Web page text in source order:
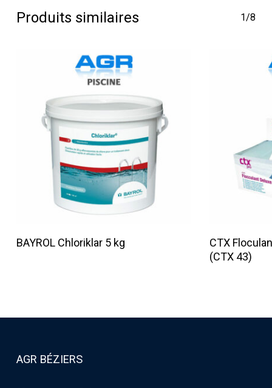
Produits similaires 1/8
Lire La Suite
BAYROL Chloriklar 5 kg
CTX
(CTX 43)
AGR BÉZIERS